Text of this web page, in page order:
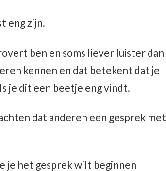
eng zijn.
ben en soms liever luister dan
kennen en dat betekent dat je
je dit een beetje eng vindt.
dat anderen een gesprek met
je het gesprek wilt beginnen